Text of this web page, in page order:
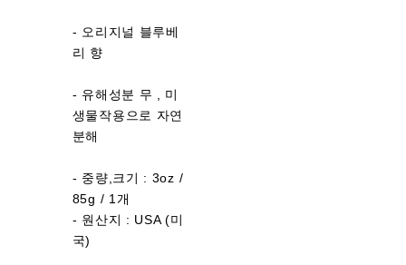
- 오리지널 블루베
리 향
- 유해성분 무 , 미
생물작용으로 자연
분해
- 중량,크기 : 3oz /
85g / 1개
- 원산지 : USA (미
국)